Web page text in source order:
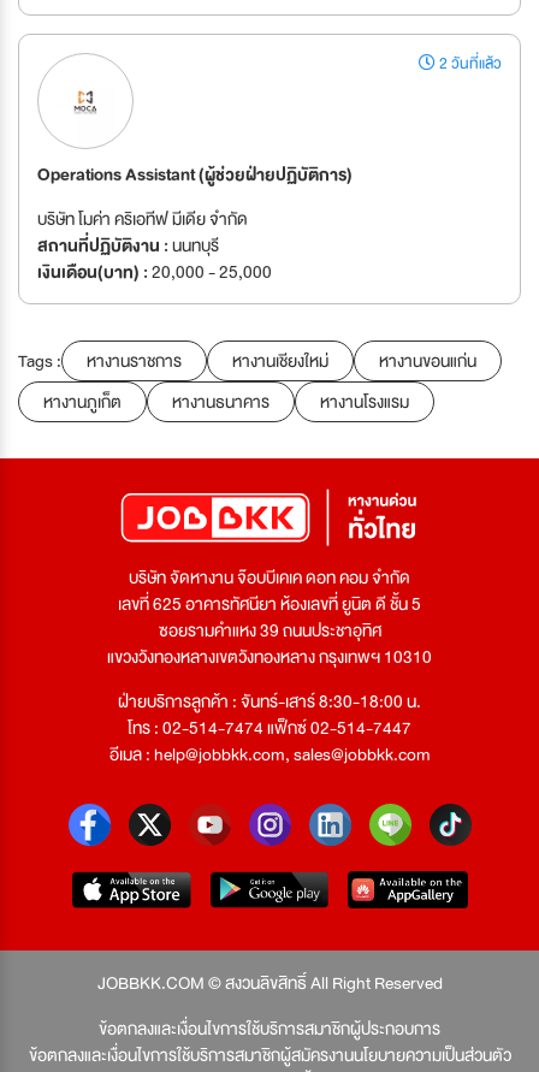
2 วันที่แล้ว
Operations Assistant (ผู้ช่วยฝ่ายปฏิบัติการ)
บริษัท โมค่า คริเอทีฟ มีเดีย จำกัด
สถานที่ปฏิบัติงาน :นนทบุรี
เงินเดือน(บาท) :20,000 - 25,000
Tags : หางานราชการ หางานเชียงใหม่
หางานขอนแก่น
หางานภูเก็ต
หางานธนาคาร หางานโรงแรม
บริษัท จัดหางาน จ๊อบบีเคเค ดอท คอม จำกัด
เลขที่ 625 อาคารทัศนียา ห้องเลขที่ ยูนิต ดี ชั้น 5
ซอยรามคำแหง 39 ถนนประชาอุทิศ
แขวงวังทองหลางเขตวังทองหลาง กรุงเทพฯ 10310
ฝ่ายบริการลูกค้า : จันทร์-เสาร์ 8:30-18:00 น.
โทร : 02-514-7474 แฟ็กซ์ 02-514-7447
อีเมล :help@jobbkk.com,sales@jobbkk.com
JOBBKK.COM © สงวนลิขสิทธิ์ All Right Reserved
ข้อตกลงและเงื่อนไขการใช้บริการสมาชิกผู้ประกอบการ
ข้อตกลงและเงื่อนไขการใช้บริการสมาชิกผู้สมัครงานนโยบายความเป็นส่วนตัว